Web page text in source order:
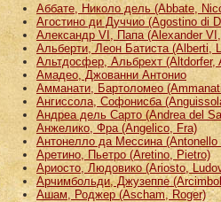
Аббате, Николо дель (Abbate,
Агостино ди Дуччио (Agostino di
Александр VI, Папа (Alexander
Альберти, Леон Батиста (Alberti,
Альтдосфер, Альбрехт (Altdorfer,
Амадео, Джованни Антонио
Амманати, Бартоломео
Ангиссола, Софонисба
Андреа дель Сарто (Andrea del
Анжелико, Фра (Angelico, Fra)
Антонелло да Мессина (Antonello
Аретино, Пьетро (Aretino, Pietro)
Ариосто, Людовико (Ariosto,
Арчимбольди, Джузеппе
Ашам, Роджер (Ascham, Roger)